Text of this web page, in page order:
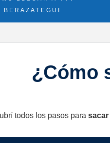
BERAZATEGUI
¿Cómo
todos los pasos para sacar